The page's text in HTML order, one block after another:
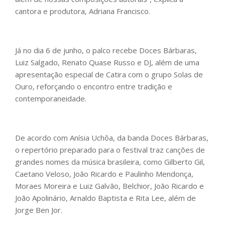
cantora e produtora, Adriana Francisco.
Já no dia 6 de junho, o palco recebe Doces Bárbaras,
Luiz Salgado, Renato Quase Russo e DJ, além de uma
apresentação especial de Catira com o grupo Solas de
Ouro, reforçando o encontro entre tradição e
contemporaneidade.
De acordo com Anísia Uchôa, da banda Doces Bárbaras,
o repertório preparado para o festival traz canções de
grandes nomes da música brasileira, como Gilberto Gil,
Caetano Veloso, João Ricardo e Paulinho Mendonça,
Moraes Moreira e Luiz Galvão, Belchior, João Ricardo e
João Apolinário, Arnaldo Baptista e Rita Lee, além de
Jorge Ben Jor.